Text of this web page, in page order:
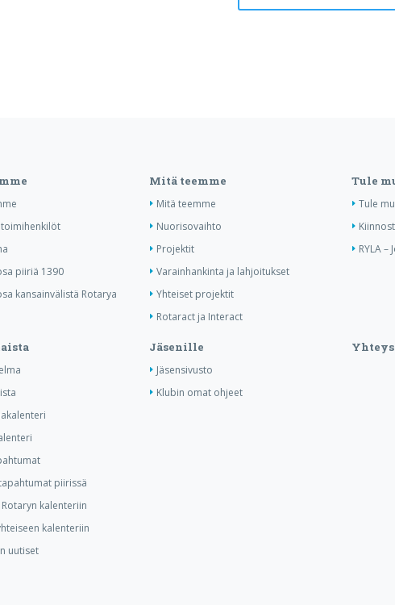
piiriä 1390
kansainvälistä Rotarya
Mitä teemme
Mitä teemme
Nuorisovaihto
Projektit
Varainhankinta ja lahjoitukset
Yhteiset projektit
Rotaract ja Interact
Tule
Tule
RYLA
piirissä
kalenteriin
kalenteriin
uutiset
Jäsenille
Jäsensivusto
Klubin omat ohjeet